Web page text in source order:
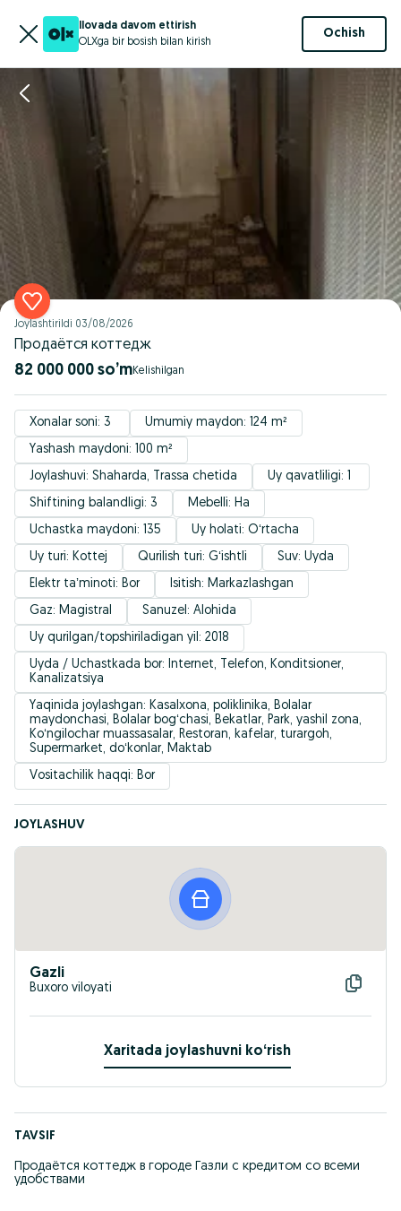
Ilovada davom ettirish
OLXga bir bosish bilan kirish
Ochish
Joylashtirildi 03/08/2026
Продаётся коттедж
82 000 000 so’m
Xonalar soni: 3
Umumiy maydon: 124 m²
Yashash maydoni: 100 m²
Joylashuvi: Shaharda, Trassa chetida
Uy qavatliligi: 1
Shiftining balandligi: 3
Mebelli: Ha
Uchastka maydoni: 135
Uy holati: Oʻrtacha
Uy turi: Kottej
Qurilish turi: Gʻishtli
Suv: Uyda
Elektr taʼminoti: Bor
Isitish: Markazlashgan
Gaz: Magistral
Sanuzel: Alohida
Uy qurilgan/topshiriladigan yil: 2018
Uyda / Uchastkada bor: Internet, Telefon, Konditsioner,
Kanalizatsiya
Yaqinida joylashgan: Kasalxona, poliklinika, Bolalar
maydonchasi, Bolalar bogʻchasi, Bekatlar, Park, yashil zona,
Koʻngilochar muassasalar, Restoran, kafelar, turargoh,
Supermarket, doʻkonlar, Maktab
Vositachilik haqqi: Bor
JOYLASHUV
Gazli
Buxoro viloyati
Xaritada joylashuvni koʻrish
TAVSIF
Продаётся коттедж в городе Газли с кредитом со всеми
удобствами